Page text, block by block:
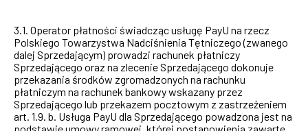
3.1. Operator płatności świadcząc usługę PayU na rzecz
Polskiego Towarzystwa Nadciśnienia Tętniczego (zwanego
dalej Sprzedającym) prowadzi rachunek płatniczy
Sprzedającego oraz na zlecenie Sprzedającego dokonuje
przekazania środków zgromadzonych na rachunku
płatniczym na rachunek bankowy wskazany przez
Sprzedającego lub przekazem pocztowym z zastrzeżeniem
art. 1.9. b. Usługa PayU dla Sprzedającego powadzona jest na